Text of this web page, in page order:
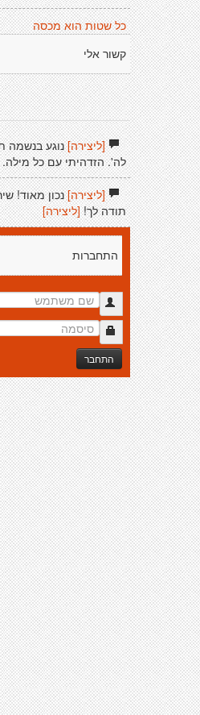
כל שטות הוא מכסה
קשור אלי
[ליצירה]נוגע בנשמה
לה'. הזדהיתי עם כל
[ליצירה]נכון מאוד!
תודה לך! [ליצירה]
התחברות
התחבר